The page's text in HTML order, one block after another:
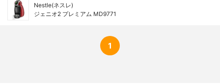
Nestle(ネスレ)
ジェニオ2 プレミアム MD9771
1